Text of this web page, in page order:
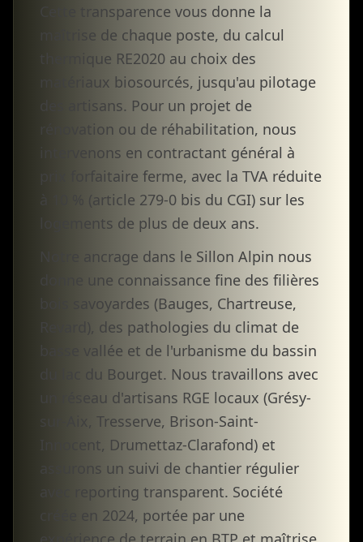
Cette transparence vous donne la
maîtrise de chaque poste, du calcul
thermique RE2020 au choix des
matériaux biosourcés, jusqu'au pilotage
des artisans. Pour un projet de
rénovation ou de réhabilitation, nous
intervenons en contractant général à
prix forfaitaire ferme, avec la TVA réduite
à 10 % (article 279-0 bis du CGI) sur les
logements de plus de deux ans.
Notre ancrage dans le Sillon Alpin nous
donne une connaissance fine des filières
bois savoyardes (Bauges, Chartreuse,
Revard), des pathologies du climat de
basse vallée et de l'urbanisme du bassin
du lac du Bourget. Nous travaillons avec
un réseau d'artisans RGE locaux (Grésy-
sur-Aix, Tresserve, Brison-Saint-
Innocent, Drumettaz-Clarafond) et
assurons un suivi de chantier régulier
avec reporting transparent. Société
créée en 2024, portée par une